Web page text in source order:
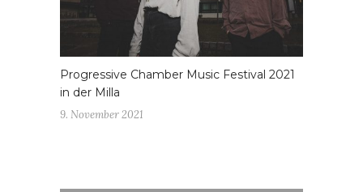
Progressive Chamber Music Festival 2021
in der Milla
9. November 2021